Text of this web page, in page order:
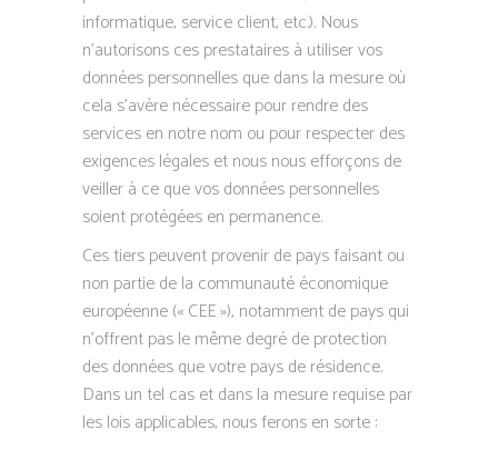
informatique, service client, etc.). Nous
n’autorisons ces prestataires à utiliser vos
données personnelles que dans la mesure où
cela s’avère nécessaire pour rendre des
services en notre nom ou pour respecter des
exigences légales et nous nous efforçons de
veiller à ce que vos données personnelles
soient protégées en permanence.
Ces tiers peuvent provenir de pays faisant ou
non partie de la communauté économique
européenne (« CEE »), notamment de pays qui
n’offrent pas le même degré de protection
des données que votre pays de résidence.
Dans un tel cas et dans la mesure requise par
les lois applicables, nous ferons en sorte :